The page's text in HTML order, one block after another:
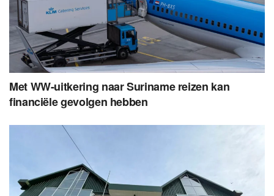
Met WW-uitkering naar Suriname reizen kan
financiële gevolgen hebben